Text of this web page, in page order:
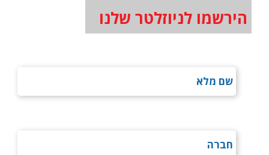
הירשמו לניוזלטר שלנו